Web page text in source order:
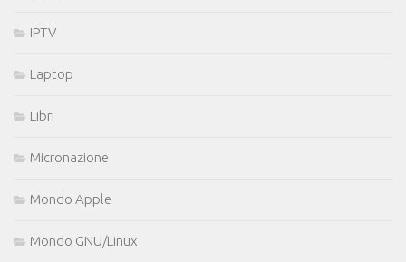
IPTV
Laptop
Libri
Micronazione
Mondo Apple
Mondo GNU/Linux